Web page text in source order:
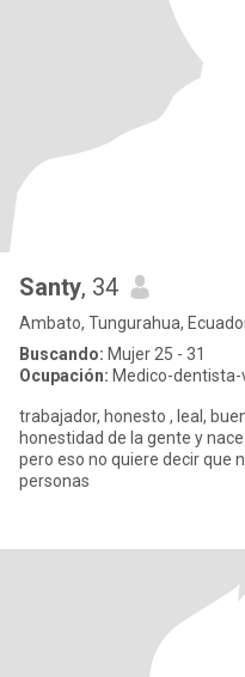
Santy, 34
Ambato, Tungurahua,
Buscando: Mujer 25 - 31
Ocupación: Medico-
trabajador, honesto , leal,
honestidad de la gente y
pero eso no quiere decir que
personas